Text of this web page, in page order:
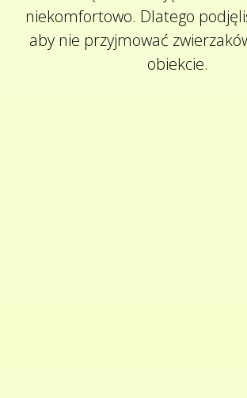
niekomfortowo. Dlatego
aby nie przyjmować
obiekcie.